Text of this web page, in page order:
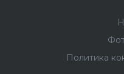
Политика